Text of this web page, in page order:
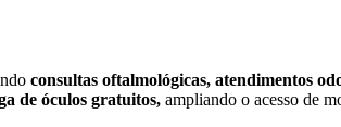
consultas oftalmológicas, atendimentos
de óculos gratuitos, ampliando o acesso de